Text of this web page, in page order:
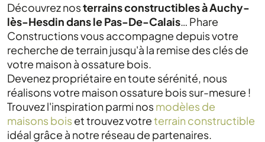
Découvrez nosterrains constructibles à Auchy-
lès-Hesdin dans le Pas-De-Calais… Phare
Constructions vous accompagne depuis votre
recherche de terrain jusqu'à la remise des clés de
votre maison à ossature bois.
Devenez propriétaire en toute sérénité, nous
réalisons votre maison ossature bois sur-mesure !
Trouvez l'inspiration parmi nosmodèles de
maisons bois et trouvez votreterrain constructible
idéal grâce à notre réseau de partenaires.